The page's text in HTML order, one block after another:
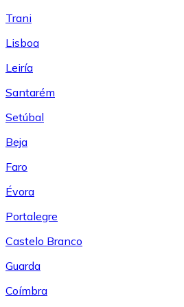
Trani
Lisboa
Leiría
Santarém
Setúbal
Beja
Faro
Évora
Portalegre
Castelo Branco
Guarda
Coímbra